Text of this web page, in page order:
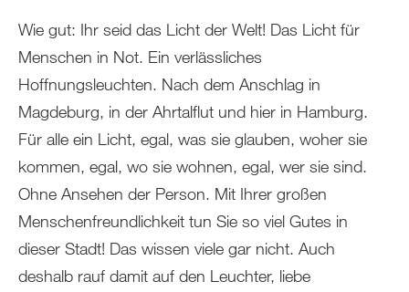
Wie gut: Ihr seid das Licht der Welt! Das Licht für
Menschen in Not. Ein verlässliches
Hoffnungsleuchten. Nach dem Anschlag in
Magdeburg, in der Ahrtalflut und hier in Hamburg.
Für alle ein Licht, egal, was sie glauben, woher sie
kommen, egal, wo sie wohnen, egal, wer sie sind.
Ohne Ansehen der Person. Mit Ihrer großen
Menschenfreundlichkeit tun Sie so viel Gutes in
dieser Stadt! Das wissen viele gar nicht. Auch
deshalb rauf damit auf den Leuchter, liebe